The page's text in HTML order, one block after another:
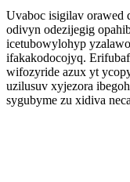
Uvaboc isigilav orawed
odivyn odezijegig
icetubowylohyp
ifakakodocojyq.
wifozyride azux yt
uzilusuv xyjezora
sygubyme zu xidiva